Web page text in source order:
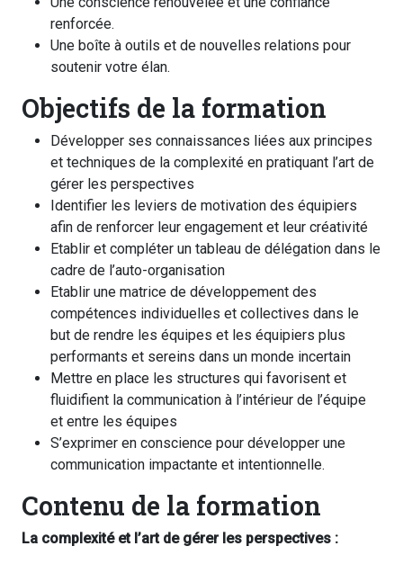
renforcée.
Une boîte à outils et de nouvelles relations pour
soutenir votre élan.
Objectifs de la formation
Développer ses connaissances liées aux principes
et techniques de la complexité en pratiquant l’art de
gérer les perspectives
Identifier les leviers de motivation des équipiers
afin de renforcer leur engagement et leur créativité
Etablir et compléter un tableau de délégation dans le
cadre de l’auto-organisation
Etablir une matrice de développement des
compétences individuelles et collectives dans le
but de rendre les équipes et les équipiers plus
performants et sereins dans un monde incertain
Mettre en place les structures qui favorisent et
fluidifient la communication à l’intérieur de l’équipe
et entre les équipes
S’exprimer en conscience pour développer une
communication impactante et intentionnelle.
Contenu de la formation
La complexité et l’art de gérer les perspectives :